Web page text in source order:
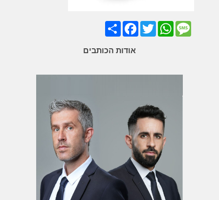
Share
FacebookTwitter
WhatsAppMessage
אודות הכותבים